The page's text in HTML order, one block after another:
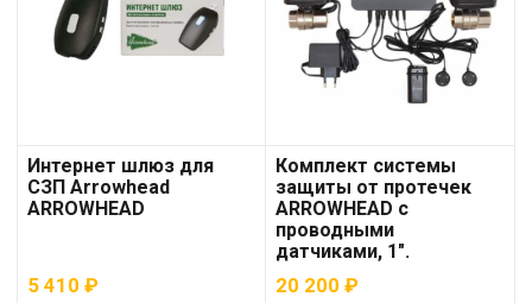
Интернет шлюз для
СЗП Arrowhead
ARROWHEAD
5 410 ₽
Комплект системы
защиты от протечек
ARROWHEAD с
проводными
датчиками, 1″.
20 200₽